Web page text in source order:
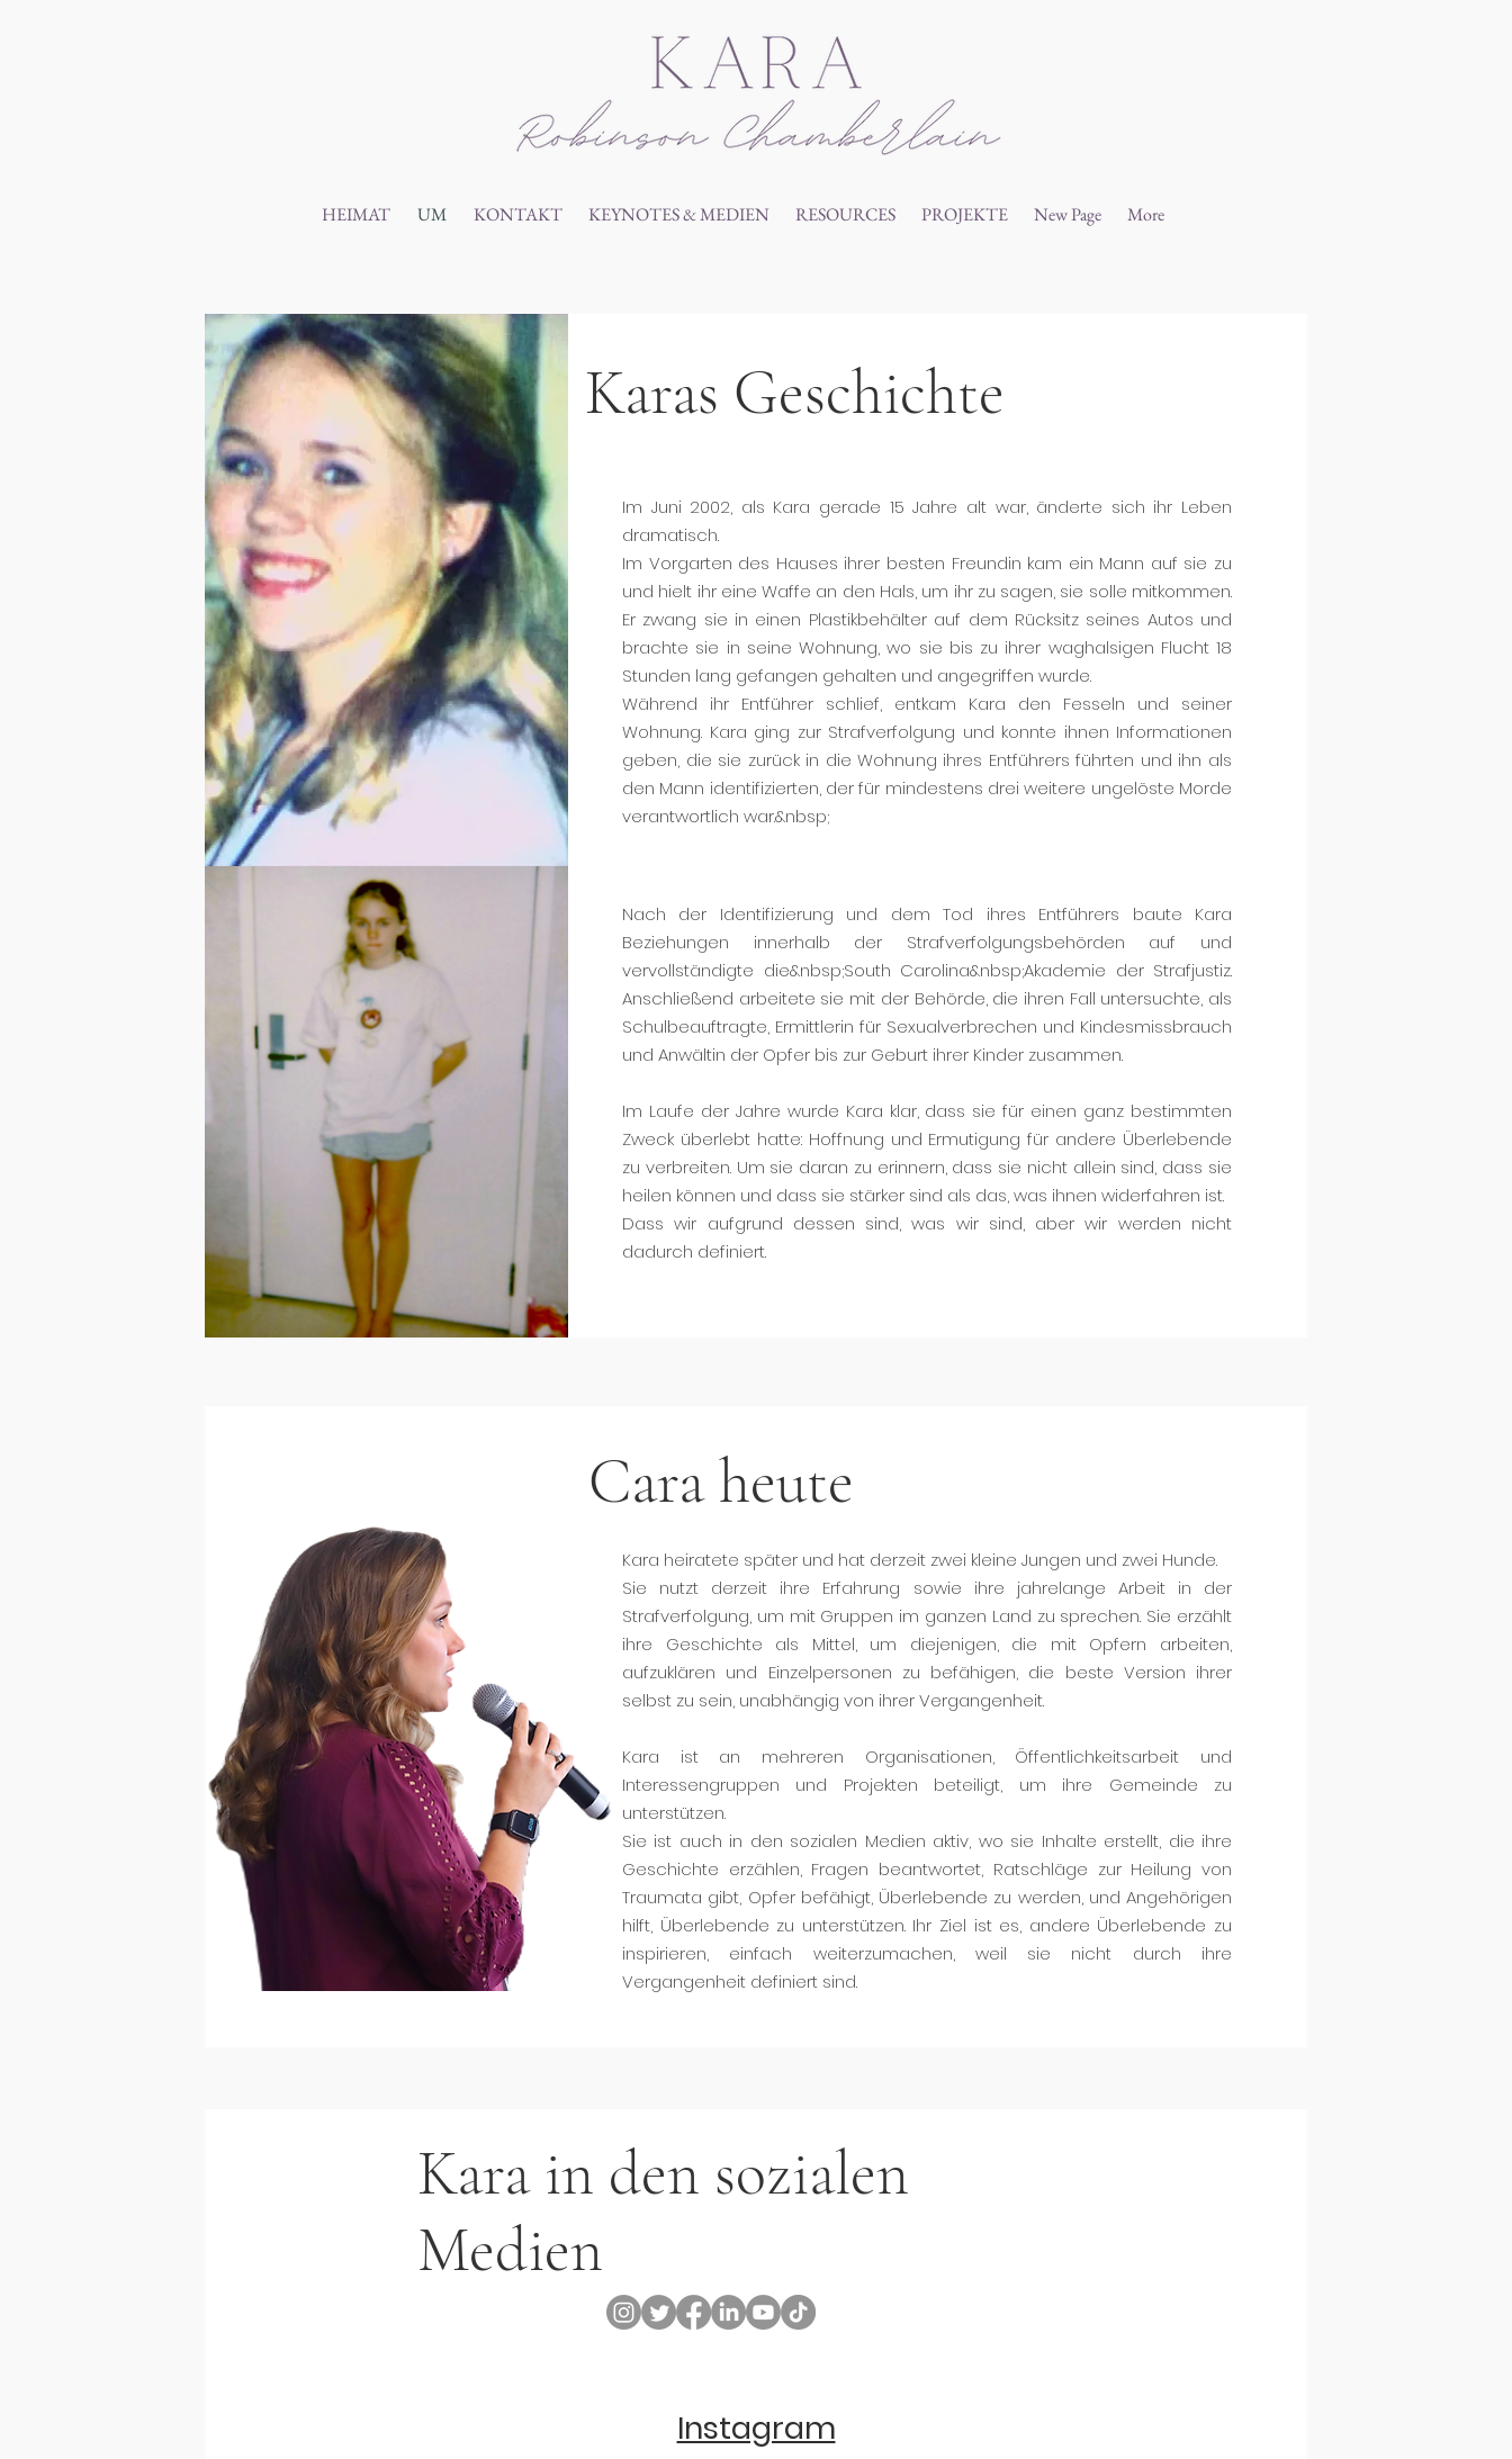
HEIMAT UM KONTAKT KEYNOTES & MEDIEN RESOURCES PROJEKTE New Page More
Karas Geschichte
Im Juni 2002, als Kara gerade 15 Jahre alt war, änderte sich ihr Leben
dramatisch.
Im Vorgarten des Hauses ihrer besten Freundin kam ein Mann auf sie zu
und hielt ihr eine Waffe an den Hals, um ihr zu sagen, sie solle mitkommen.
Er zwang sie in einen Plastikbehälter auf dem Rücksitz seines Autos und
brachte sie in seine Wohnung, wo sie bis zu ihrer waghalsigen Flucht 18
Stunden lang gefangen gehalten und angegriffen wurde.
Während ihr Entführer schlief, entkam Kara den Fesseln und seiner
Wohnung. Kara ging zur Strafverfolgung und konnte ihnen Informationen
geben, die sie zurück in die Wohnung ihres Entführers führten und ihn als
den Mann identifizierten, der für mindestens drei weitere ungelöste Morde
verantwortlich war.&nbsp;
Nach der Identifizierung und dem Tod ihres Entführers baute Kara
Beziehungen innerhalb der Strafverfolgungsbehörden auf und
vervollständigte die&nbsp;South Carolina&nbsp;Akademie der Strafjustiz.
Anschließend arbeitete sie mit der Behörde, die ihren Fall untersuchte, als
Schulbeauftragte, Ermittlerin für Sexualverbrechen und Kindesmissbrauch
und Anwältin der Opfer bis zur Geburt ihrer Kinder zusammen.
Im Laufe der Jahre wurde Kara klar, dass sie für einen ganz bestimmten
Zweck überlebt hatte: Hoffnung und Ermutigung für andere Überlebende
zu verbreiten. Um sie daran zu erinnern, dass sie nicht allein sind, dass sie
heilen können und dass sie stärker sind als das, was ihnen widerfahren ist.
Dass wir aufgrund dessen sind, was wir sind, aber wir werden nicht
dadurch definiert.
Cara heute
Kara heiratete später und hat derzeit zwei kleine Jungen und zwei Hunde.
Sie nutzt derzeit ihre Erfahrung sowie ihre jahrelange Arbeit in der
Strafverfolgung, um mit Gruppen im ganzen Land zu sprechen. Sie erzählt
ihre Geschichte als Mittel, um diejenigen, die mit Opfern arbeiten,
aufzuklären und Einzelpersonen zu befähigen, die beste Version ihrer
selbst zu sein, unabhängig von ihrer Vergangenheit.
Kara ist an mehreren Organisationen, Öffentlichkeitsarbeit und
Interessengruppen und Projekten beteiligt, um ihre Gemeinde zu
unterstützen.
Sie ist auch in den sozialen Medien aktiv, wo sie Inhalte erstellt, die ihre
Geschichte erzählen, Fragen beantwortet, Ratschläge zur Heilung von
Traumata gibt, Opfer befähigt, Überlebende zu werden, und Angehörigen
hilft, Überlebende zu unterstützen. Ihr Ziel ist es, andere Überlebende zu
inspirieren, einfach weiterzumachen, weil sie nicht durch ihre
Vergangenheit definiert sind.
Kara in den sozialen
Medien
Instagram